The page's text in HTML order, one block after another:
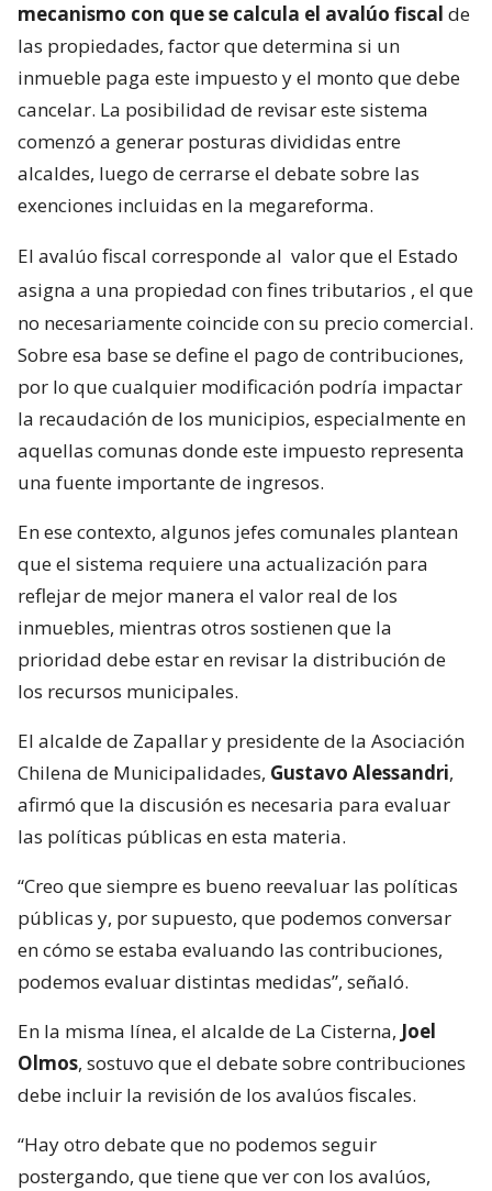
mecanismo con que se calcula el avalúo fiscal de
las propiedades, factor que determina si un
inmueble paga este impuesto y el monto que debe
cancelar. La posibilidad de revisar este sistema
comenzó a generar posturas divididas entre
alcaldes, luego de cerrarse el debate sobre las
exenciones incluidas en la megareforma.
El avalúo fiscal corresponde al valor que el Estado
asigna a una propiedad con fines tributarios , el que
no necesariamente coincide con su precio comercial.
Sobre esa base se define el pago de contribuciones,
por lo que cualquier modificación podría impactar
la recaudación de los municipios, especialmente en
aquellas comunas donde este impuesto representa
una fuente importante de ingresos.
En ese contexto, algunos jefes comunales plantean
que el sistema requiere una actualización para
reflejar de mejor manera el valor real de los
inmuebles, mientras otros sostienen que la
prioridad debe estar en revisar la distribución de
los recursos municipales.
El alcalde de Zapallar y presidente de la Asociación
Chilena de Municipalidades, Gustavo Alessandri,
afirmó que la discusión es necesaria para evaluar
las políticas públicas en esta materia.
“Creo que siempre es bueno reevaluar las políticas
públicas y, por supuesto, que podemos conversar
en cómo se estaba evaluando las contribuciones,
podemos evaluar distintas medidas”, señaló.
En la misma línea, el alcalde de La Cisterna, Joel
Olmos, sostuvo que el debate sobre contribuciones
debe incluir la revisión de los avalúos fiscales.
“Hay otro debate que no podemos seguir
postergando, que tiene que ver con los avalúos,